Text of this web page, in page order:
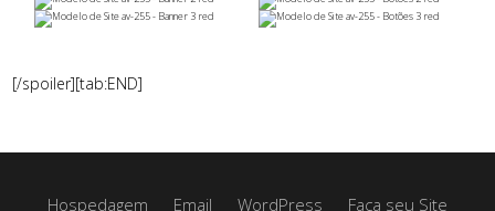
[/spoiler][tab:END]
Hospedagem Email WordPress
Faça seu Site